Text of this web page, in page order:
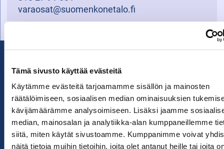
Tämä sivusto käyttää evästeitä
Käytämme evästeitä tarjoamamme sisällön ja mainosten
räätälöimiseen, sosiaalisen median ominaisuuksien
kävijämäärämme analysoimiseen. Lisäksi jaamme
median, mainosalan ja analytiikka-alan kumppaneillemme
siitä, miten käytät sivustoamme. Kumppanimme voivat
näitä tietoja muihin tietoihin, joita olet antanut heille tai joita
varaosat@suomenkonetalo.fi